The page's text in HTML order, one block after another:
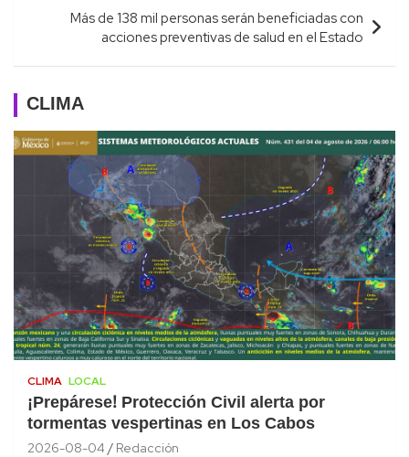
Más de 138 mil personas serán beneficiadas con
acciones preventivas de salud en el Estado
CLIMA
CLIMA LOCAL
¡Prepárese! Protección Civil alerta por
tormentas vespertinas en Los Cabos
2026-08-04 Redacción